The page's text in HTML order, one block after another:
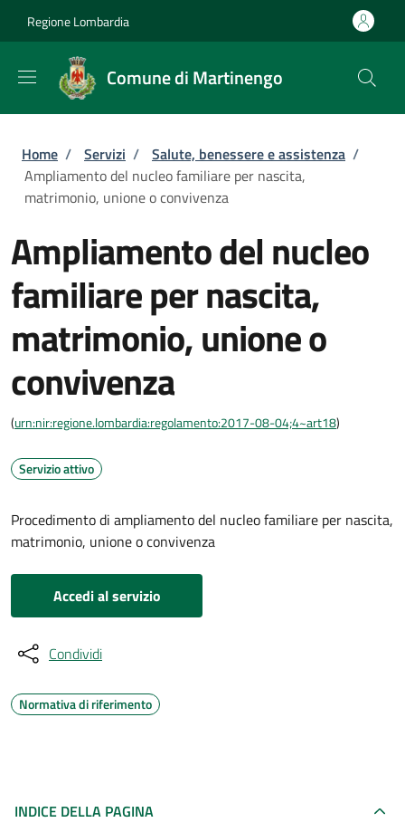
Regione Lombardia
Comune di Martinengo
Briciole di pane
Home / Servizi / Salute, benessere e assistenza /
Ampliamento del nucleo familiare per nascita,
matrimonio, unione o convivenza
Ampliamento del nucleo
familiare per nascita,
matrimonio, unione o
convivenza
(urn:nir:regione.lombardia:regolamento:2017-08-04;4~art18)
Servizio attivo
Procedimento di ampliamento del nucleo familiare per nascita,
matrimonio, unione o convivenza
Accedi al servizio
Condividi
Normativa di riferimento
INDICE DELLA PAGINA